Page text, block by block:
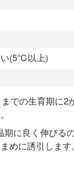
い(5℃以上)
での生育期に2
期に良く伸びる
めに誘引します。